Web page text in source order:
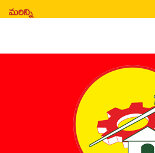
మరిన్ని